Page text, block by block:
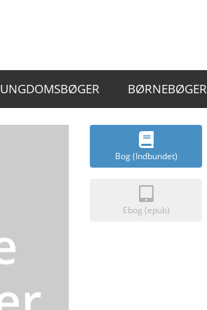
UNGDOMSBØGER BØRNEBØGER
Bog (Indbundet)
Ebog (epub)